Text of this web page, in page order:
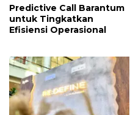
Predictive Call Barantum
untuk Tingkatkan
Efisiensi Operasional